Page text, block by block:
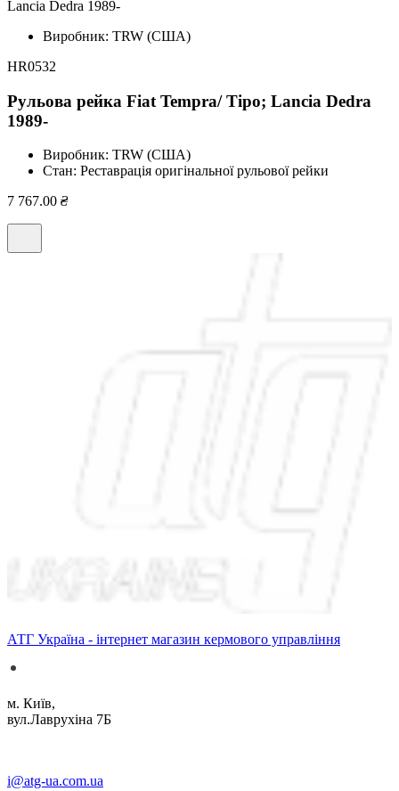
Lancia Dedra 1989-
Виробник: TRW (США)
HR0532
Рульова рейка Fiat Tempra/ Tipo; Lancia Dedra
1989-
Виробник: TRW (США)
Стан: Реставрація оригінальної рульової рейки
7 767.00 ₴
АТГ Україна - інтернет магазин кермового управління
м. Київ,
вул.Лаврухіна 7Б
i@atg-ua.com.ua